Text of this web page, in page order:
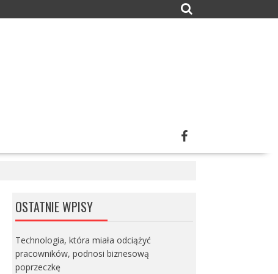
OSTATNIE WPISY
Technologia, która miała odciążyć
pracowników, podnosi biznesową
poprzeczkę